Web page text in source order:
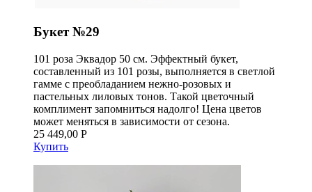
Букет №29
101 роза Эквадор 50 см. Эффектный букет,
составленный из 101 розы, выполняется в светлой
гамме с преобладанием нежно-розовых и
пастельных лиловых тонов. Такой цветочный
комплимент запомниться надолго! Цена цветов
может меняться в зависимости от сезона.
25 449,00 Р
Купить